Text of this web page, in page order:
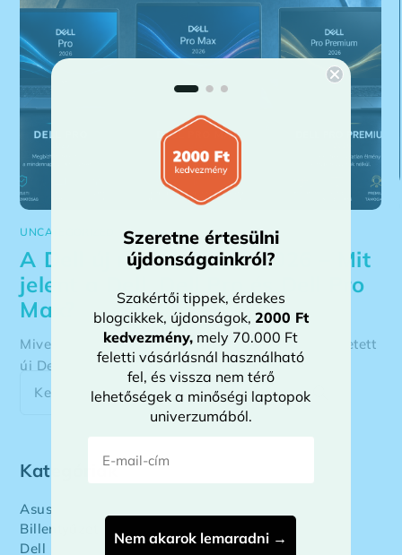
UNCATEGORIZED
A Dell új nevezéktana 2026 – Mit
jelent a Dell, Dell Pro és Dell Pro
Max?
Mivel ez a cikk kizárólag a 2025–2026-ban bevezetett
új Dell nevezéktant mutatja be, így ha még nem
ismered a Dell korábbi notebook sorozatait (Latitude,
Precision, XPS, Inspiron, Vostro stb.), először a Milyen
Kategóriák
Asus
Billentyűzet
Dell
Szeretne értesülni
újdonságainkról?
Szakértői tippek, érdekes
blogcikkek, újdonságok, 2000 Ft
kedvezmény, mely 70.000 Ft
feletti vásárlásnál használható
fel, és vissza nem térő
lehetőségek a minőségi laptopok
univerzumából.
Nem akarok lemaradni →